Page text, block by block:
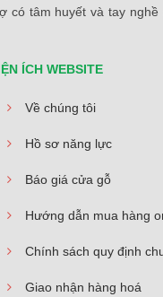
tâm huyết và tay
ÍCH WEBSITE
Về chúng tôi
Hồ sơ năng lực
Báo giá cửa gỗ
Hướng dẫn mua hàng
Chính sách quy định
Giao nhận hàng hoá